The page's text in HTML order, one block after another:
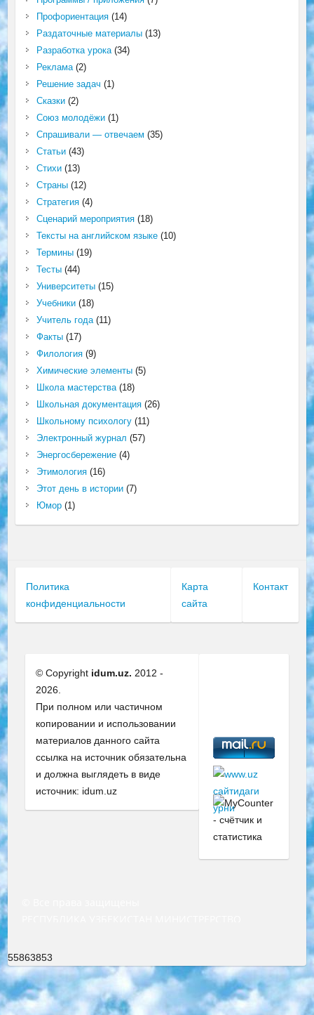
Профориентация(14)
Раздаточные материалы(13)
Разработка урока(34)
Реклама(2)
Решение задач (1)
Сказки(2)
Союз молодёжи(1)
Спрашивали — отвечаем (35)
Статьи(43)
Стихи(13)
Страны(12)
Стратегия(4)
Сценарий мероприятия(18)
Тексты на английском языке(10)
Термины(19)
Тесты(44)
Университеты(15)
Учебники(18)
Учитель года(11)
Факты(17)
Филология(9)
Химические элементы(5)
Школа мастерства(18)
Школьная документация(26)
Школьному психологу(11)
Электронный журнал (57)
Энергосбережение(4)
Этимология(16)
Этот день в истории(7)
Юмор(1)
Политика
конфиденциальности
Карта
сайта
Контакт
© Copyright idum.uz. 2012 -
2026.
При полном или частичном
копировании и использовании
материалов данного сайта
ссылка на источник обязательна
и должна выглядеть в виде
источник: idum.uz
55863853